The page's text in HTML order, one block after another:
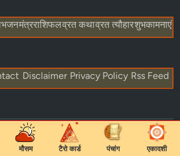
भजनमंत्रराशिफलव्रत कथाव्रत त्यौहारशुभकामनाएं
Disclaimer Privacy Policy Rss Feed
Astha Guru Hindi.
मौसम टैरो कार्ड पंचांग एकादशी